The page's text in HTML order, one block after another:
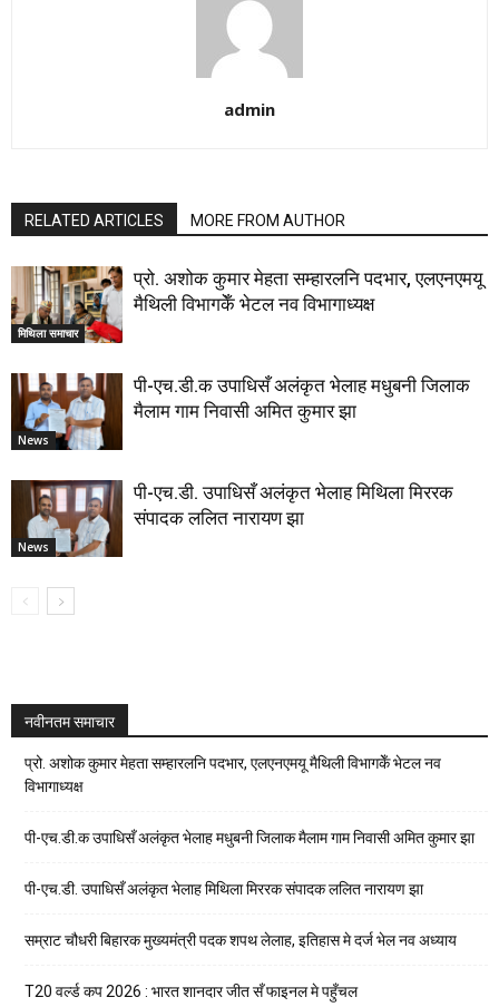
admin
RELATED ARTICLES MORE FROM AUTHOR
मिथिला समाचार
प्रो. अशोक कुमार मेहता सम्हारलनि पदभार, एलएनएमयू
मैथिली विभागकेँ भेटल नव विभागाध्यक्ष
News
पी-एच.डी.क उपाधिसँ अलंकृत भेलाह मधुबनी जिलाक
मैलाम गाम निवासी अमित कुमार झा
News
पी-एच.डी. उपाधिसँ अलंकृत भेलाह मिथिला मिररक
संपादक ललित नारायण झा
नवीनतम समाचार
प्रो. अशोक कुमार मेहता सम्हारलनि पदभार, एलएनएमयू मैथिली विभागकेँ भेटल नव
विभागाध्यक्ष
पी-एच.डी.क उपाधिसँ अलंकृत भेलाह मधुबनी जिलाक मैलाम गाम निवासी अमित कुमार झा
पी-एच.डी. उपाधिसँ अलंकृत भेलाह मिथिला मिररक संपादक ललित नारायण झा
सम्राट चौधरी बिहारक मुख्यमंत्री पदक शपथ लेलाह, इतिहास मे दर्ज भेल नव अध्याय
T20 वर्ल्ड कप 2026 : भारत शानदार जीत सँ फाइनल मे पहुँचल